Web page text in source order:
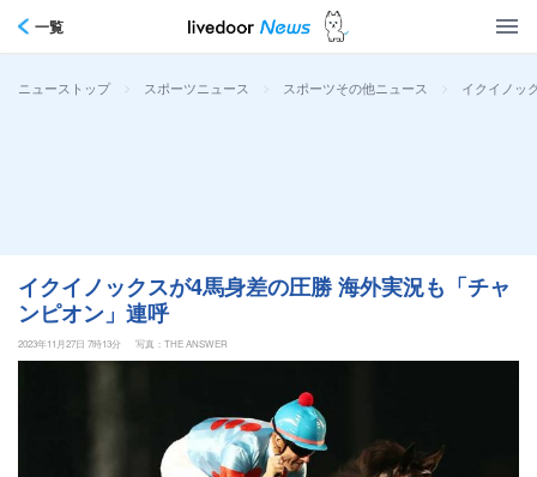
一覧
ニューストップ > スポーツニュース > スポーツその他ニュース > イクイノッ
イクイノックスが4馬身差の圧勝 海外実況も「チャ
ンピオン」連呼
2023年11月27日 7時13分 写真：THE ANSWER